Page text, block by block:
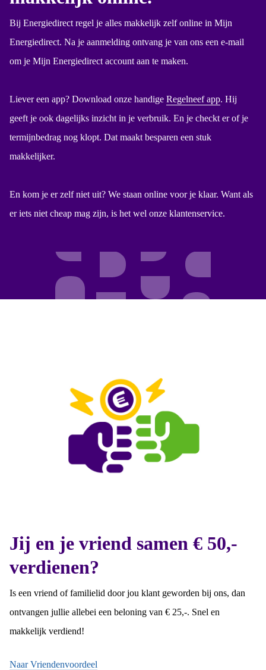
Bij Energiedirect regel je alles makkelijk zelf online in Mijn
Energiedirect. Na je aanmelding ontvang je van ons een e-mail
om je Mijn Energiedirect account aan te maken.
Liever een app? Download onze handige Regelneef app. Hij
geeft je ook dagelijks inzicht in je verbruik. En je checkt er of je
termijnbedrag nog klopt. Dat maakt besparen een stuk
makkelijker.
En kom je er zelf niet uit? We staan online voor je klaar. Want als
er iets niet cheap mag zijn, is het wel onze klantenservice.
Jij en je vriend samen € 50,-
verdienen?
Is een vriend of familielid door jou klant geworden bij ons, dan
ontvangen jullie allebei een beloning van € 25,-. Snel en
makkelijk verdiend!
Naar Vriendenvoordeel